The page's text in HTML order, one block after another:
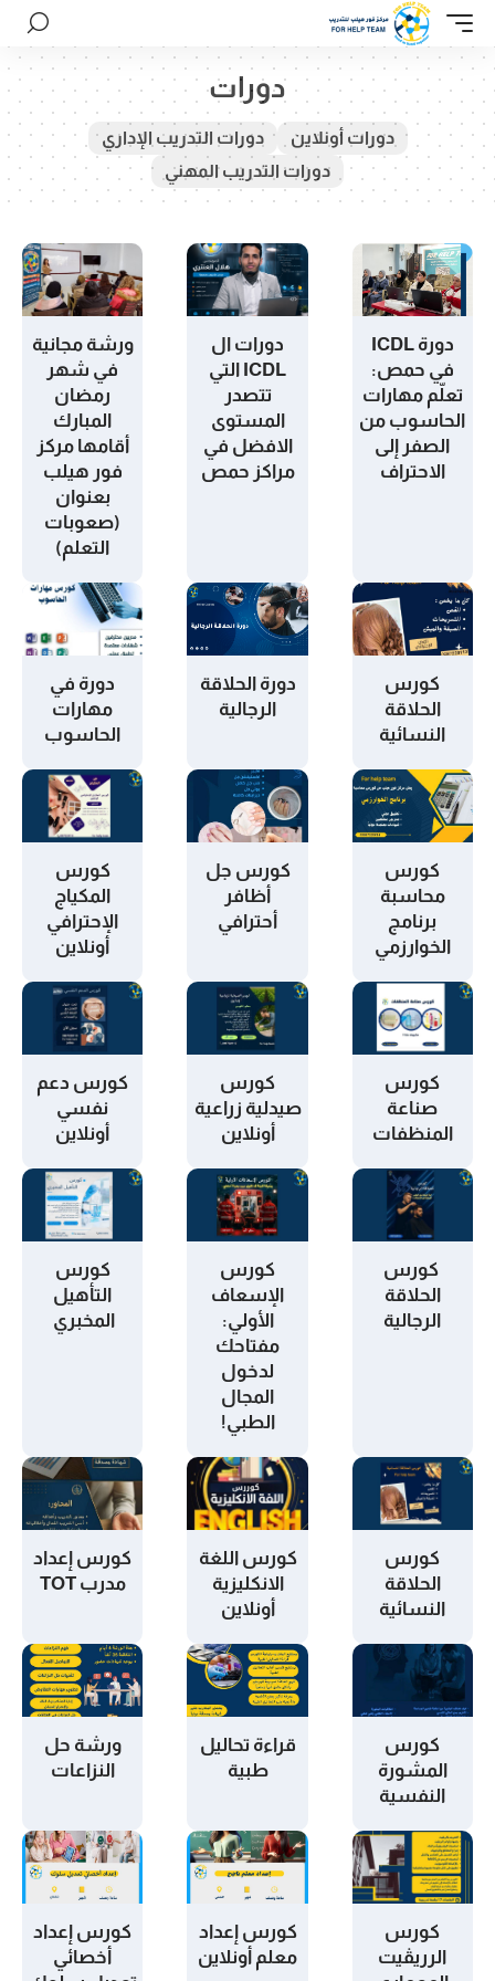
دورات
دورات أونلاين
دورات التدريب الإداري
دورات التدريب المهني
دورة ICDL
في حمص:
تعلّم مهارات
الحاسوب من
الصفر إلى
الاحتراف
دورات ال
ICDL التي
تتصدر
المستوى
الافضل في
مراكز حمص
ورشة مجانية
في شهر
رمضان
المبارك
أقامها مركز
فور هيلب
بعنوان
(صعوبات
التعلم)
كورس
الحلاقة
النسائية
دورة الحلاقة
الرجالية
دورة في
مهارات
الحاسوب
كورس
محاسبة
برنامج
الخوارزمي
كورس جل
أظافر
أحترافي
كورس
المكياج
الإحترافي
أونلاين
كورس
صناعة
المنظفات
كورس
صيدلية زراعية
أونلاين
كورس دعم
نفسي
أونلاين
كورس
الحلاقة
الرجالية
كورس
الإسعاف
الأولي:
مفتاحك
لدخول
المجال
الطبي!
كورس
التأهيل
المخبري
كورس
الحلاقة
النسائية
كورس اللغة
الانكليزية
أونلاين
كورس إعداد
مدرب TOT
كورس
المشورة
النفسية
قراءة تحاليل
طبية
ورشة حل
النزاعات
كورس
الرريڤيت
كورس إعداد
معلم أونلاين
كورس إعداد
أخصائي